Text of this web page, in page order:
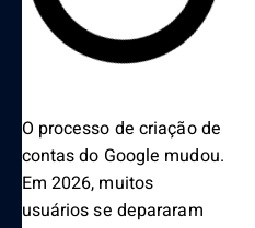
O processo de criação de
contas do Google mudou.
Em 2026, muitos
usuários se depararam